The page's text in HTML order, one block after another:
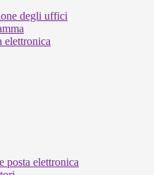
degli uffici
elettronica
posta elettronica